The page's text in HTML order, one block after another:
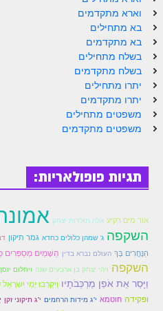
וארא מתקדמים
בא מתחילים
בא מתקדמים
בשלח מתחילים
בשלח מתקדמים
יתרו מתחילים
יתרו מתקדמים
משפטים מתחילים
משפטים מתקדמים
תגיות פופולאריות:
אור מים רקיע אלה תולדות יצחק
השקפה ג' שמהן כלולים כחדא גמר תיקון
הַנֶּחֱרִים בָּךְ העולם נברא בדין הַשָּׁמַיִם מְסַפְּרִים
השקפה ויהי יצחק בן ארבעים שנה ויחלום
וַיָּסַר אֵת אֹפַן מַרְכְּבֹתָיו וַיִּקְרְבוּ יְמֵי
ופקידה חוטמא י"ג מידות הרחמים י"ג תיקוני זקן